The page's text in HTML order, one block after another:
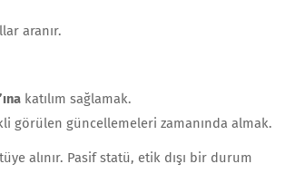
aranır.
katılım sağlamak.
görülen güncellemeleri zamanında almak.
alınır. Pasif statü, etik dışı bir durum